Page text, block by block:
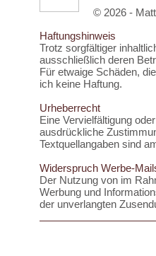
© 2026 -
Haftungshinweis
Trotz sorgfältiger
ausschließlich deren
Für etwaige Schäden,
ich keine Haftung.
Urheberrecht
Eine Vervielfältigung
ausdrückliche
Textquellangaben sind
Widerspruch Werbe-
Der Nutzung von im
Werbung und
der unverlangten